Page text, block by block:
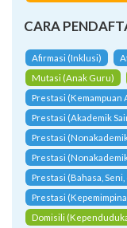
CARA
Afirmasi (Inklusi)
Mutasi (Anak Guru)
Prestasi (Kemampuan
Prestasi (Akademik
Prestasi
Prestasi
Prestasi (Bahasa,
Prestasi
Domisili